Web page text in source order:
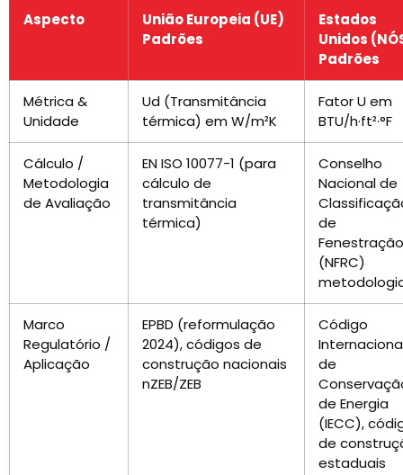
Aspecto
União Europeia (UE)
Padrões
Estados
Unidos
Padrões
Métrica &
Unidade
Ud (Transmitância
térmica) em W/m²K
Fator U em
BTU/h·ft²·°F
Cálculo /
Metodologia
de Avaliação
EN ISO 10077-1 (para
cálculo de
transmitância
térmica)
Conselho
Nacional de
de
Fenestração
(NFRC)
Marco
Regulatório /
Aplicação
EPBD (reformulação
2024), códigos de
construção nacionais
nZEB/ZEB
Código
de
de Energia
(IECC),
de
estaduais